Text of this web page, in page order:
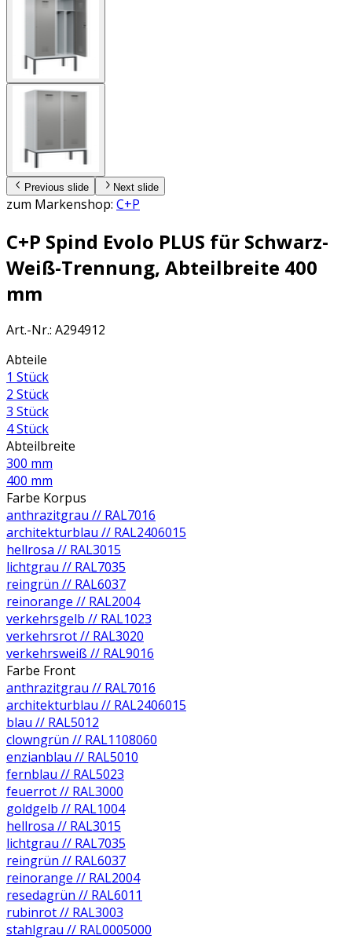
Previous slide Next slide
zum Markenshop: C+P
C+P Spind Evolo PLUS für Schwarz-
Weiß-Trennung, Abteilbreite 400
mm
Art.-Nr.: A294912
Abteile
1 Stück
2 Stück
3 Stück
4 Stück
Abteilbreite
300 mm
400 mm
Farbe Korpus
anthrazitgrau // RAL7016
architekturblau // RAL2406015
hellrosa // RAL3015
lichtgrau // RAL7035
reingrün // RAL6037
reinorange // RAL2004
verkehrsgelb // RAL1023
verkehrsrot // RAL3020
verkehrsweiß // RAL9016
Farbe Front
anthrazitgrau // RAL7016
architekturblau // RAL2406015
blau // RAL5012
clowngrün // RAL1108060
enzianblau // RAL5010
fernblau // RAL5023
feuerrot // RAL3000
goldgelb // RAL1004
hellrosa // RAL3015
lichtgrau // RAL7035
reingrün // RAL6037
reinorange // RAL2004
resedagrün // RAL6011
rubinrot // RAL3003
stahlgrau // RAL0005000